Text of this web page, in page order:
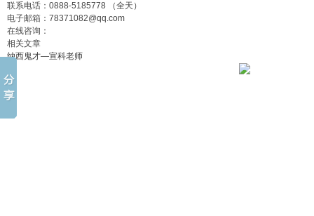
联系电话： 0888-5185778 （全天）
电子邮箱： 78371082@qq.com
在线咨询：
相关文章
纳西鬼才—宣科老师